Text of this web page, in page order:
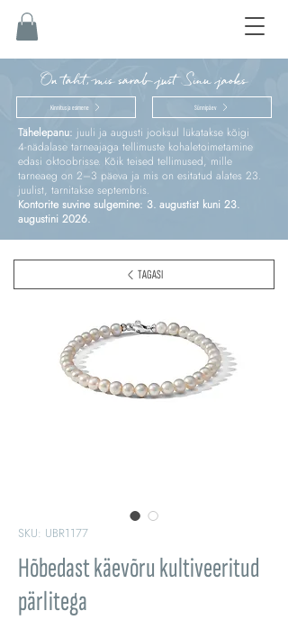
On täht, mis särab just Sinu jaoks
Kinnitus ja esimene Sünnipäev
Tähelepanu: juuli ja augusti jooksul lükatakse kõigi
4‑nädalase tarneajaga tellimuste kohaletoimetamine
edasi oktoobrisse. Kõik teised tellimused, mille
tarneaeg on 2–3 päeva ja mis on esitatud alates 23.
juulist, tarnitakse septembris.
Kontorite suvine sulgemine: 3. augustist kuni 23.
augustini 2026.
SKU: UBR1177
Hõbedast käevõru kultiveeritud
pärlitega
TAGASI